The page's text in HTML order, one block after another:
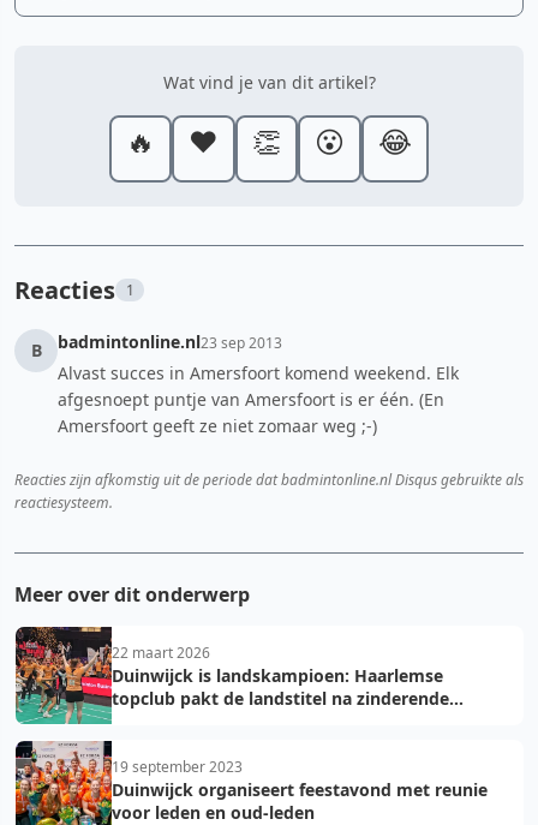
Wat vind je van dit artikel?
🔥 ❤️ 👏 😮 😂
Reacties 1
B badmintonline.nl23 sep 2013
Alvast succes in Amersfoort komend weekend. Elk
afgesnoept puntje van Amersfoort is er één. (En
Amersfoort geeft ze niet zomaar weg ;-)
Reacties zijn afkomstig uit de periode dat badmintonline.nl Disqus gebruikte als
reactiesysteem.
Meer over dit onderwerp
22 maart 2026
Duinwijck is landskampioen: Haarlemse
topclub pakt de landstitel na zinderende
19 september 2023
Duinwijck organiseert feestavond met reunie
voor leden en oud-leden